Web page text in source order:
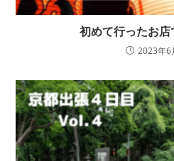
初めて行ったお店
2023年6